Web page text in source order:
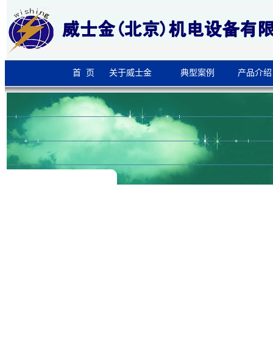
首 页 关于威士金 典型案例 产品介绍